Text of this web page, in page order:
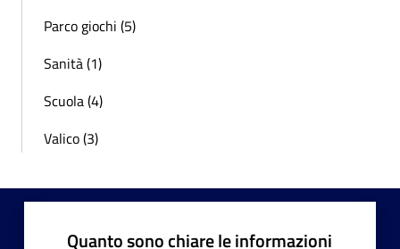
Parco giochi (5)
Sanità (1)
Scuola (4)
Valico (3)
Quanto sono chiare le informazioni